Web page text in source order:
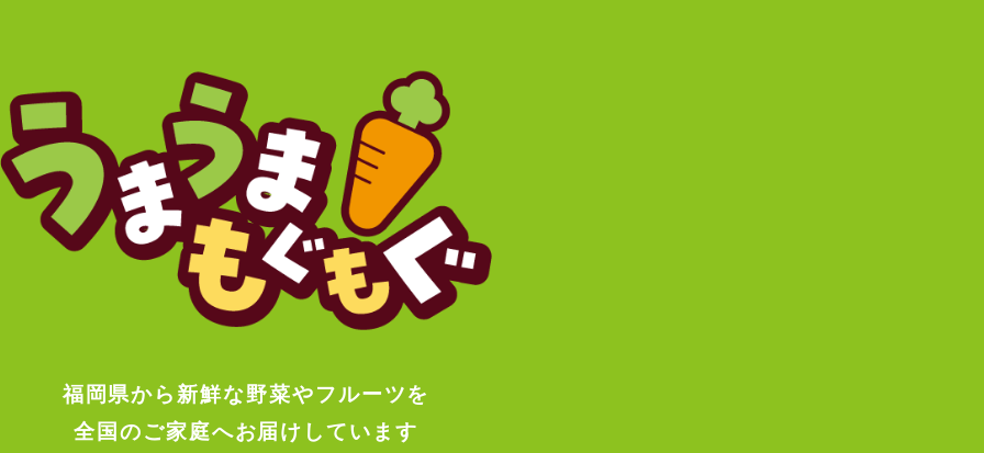
福岡県から新鮮な野菜やフルーツを
全国のご家庭へお届けしています